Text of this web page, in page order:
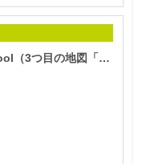
超能力学園-Idle Superpower School（3つ目の地図「冷凍霊廟」の7番目の教室「トレーニングルーム」クリア）（Android）